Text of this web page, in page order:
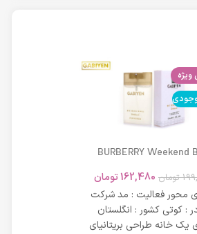
BURBERRY Weekend
تومان 162,480تومان
محور فعالیت : مد شرکت
: کوتی کشور : انگلستان
یک خانه طراحی بریتانیای